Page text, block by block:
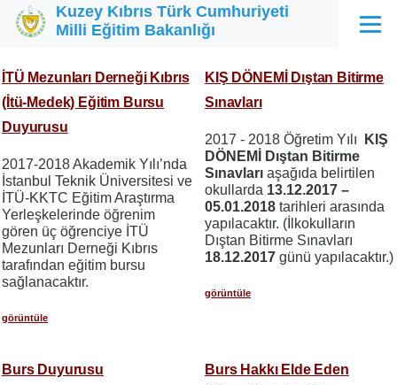
Ana içeriğe atla
Kuzey Kıbrıs Türk Cumhuriyeti
Milli Eğitim Bakanlığı
Menü
İTÜ Mezunları Derneği Kıbrıs
(İtü-Medek) Eğitim Bursu
Duyurusu
2017-2018 Akademik Yılı’nda
İstanbul Teknik Üniversitesi ve
İTÜ-KKTC Eğitim Araştırma
Yerleşkelerinde öğrenim
gören üç öğrenciye İTÜ
Mezunları Derneği Kıbrıs
tarafından eğitim bursu
sağlanacaktır.
görüntüle
KIŞ DÖNEMİ Dıştan Bitirme
Sınavları
2017 - 2018 Öğretim Yılı
KIŞ
DÖNEMİ Dıştan Bitirme
Sınavları aşağıda belirtilen
okullarda 13.12.2017 –
05.01.2018 tarihleri arasında
yapılacaktır. (İlkokulların
Dıştan Bitirme Sınavları
18.12.2017 günü yapılacaktır.)
görüntüle
Burs Duyurusu
Burs Hakkı Elde Eden